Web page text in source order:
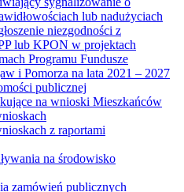
lub nadużyciach
niezgodności z
lub KPON w projektach
Programu Fundusze
i Pomorza na lata 2021 – 2027
publicznej
na wnioski Mieszkańców
z raportami
na środowisko
zamówień publicznych